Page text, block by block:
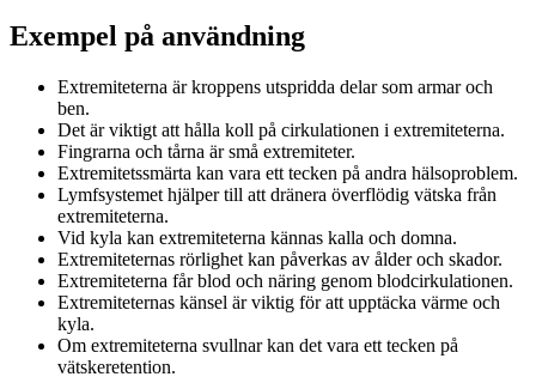
Exempel på användning
Extremiteterna är kroppens utspridda delar som armar och
ben.
Det är viktigt att hålla koll på cirkulationen i extremiteterna.
Fingrarna och tårna är små extremiteter.
Extremitetssmärta kan vara ett tecken på andra hälsoproblem.
Lymfsystemet hjälper till att dränera överflödig vätska från
extremiteterna.
Vid kyla kan extremiteterna kännas kalla och domna.
Extremiteternas rörlighet kan påverkas av ålder och skador.
Extremiteterna får blod och näring genom blodcirkulationen.
Extremiteternas känsel är viktig för att upptäcka värme och
kyla.
Om extremiteterna svullnar kan det vara ett tecken på
vätskeretention.